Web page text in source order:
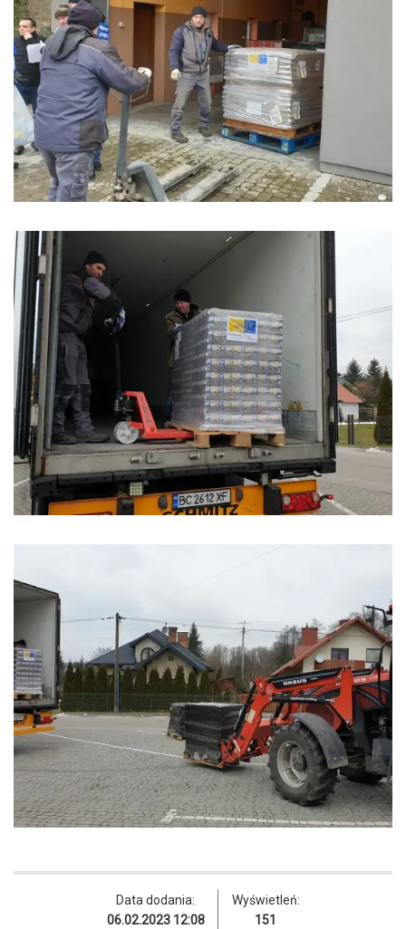
Data dodania:
06.02.2023 12:08
Wyświetleń:
151